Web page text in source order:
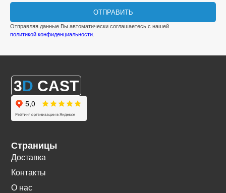
ОТПРАВИТЬ
Отправляя данные Вы автоматически соглашаетесь с нашей
политикой конфиденциальности
3D CAST
Страницы
Доставка
Контакты
О нас